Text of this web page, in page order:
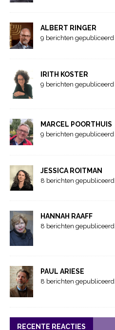
ALBERT RINGER
9 berichten gepubliceerd
IRITH KOSTER
9 berichten gepubliceerd
MARCEL POORTHUIS
9 berichten gepubliceerd
JESSICA ROITMAN
8 berichten gepubliceerd
HANNAH RAAFF
8 berichten gepubliceerd
PAUL ARIESE
8 berichten gepubliceerd
RECENTE REACTIES